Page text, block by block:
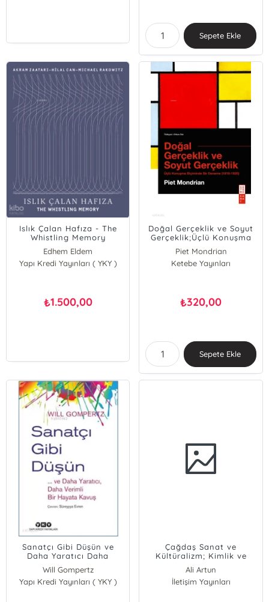
Sepete Ekle
Islık Çalan Hafıza - The
Whistling Memory
Edhem Eldem
Osman Hamdi Bey
Yapı Kredi Yayınları ( YKY )
₺1.500,00
Doğal Gerçeklik ve Soyut
Gerçeklik;Üçlü Konuşma
Biçiminde Bir Deneme
(1919-1920)
Piet Mondrian
Ketebe Yayınları
₺320,00
Sepete Ekle
Sanatçı Gibi Düşün ve
Daha Yaratıcı Daha
Verimli Bir Hayata Kavuş
Will Gompertz
Yapı Kredi Yayınları ( YKY )
Çağdaş Sanat ve
Kültüralizm; Kimlik ve
Estetik
Ali Artun
İletişim Yayınları